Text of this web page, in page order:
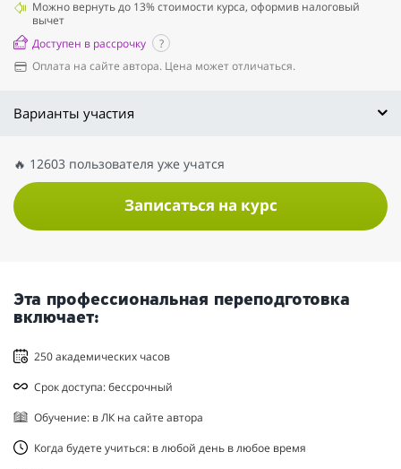
Можно вернуть до 13% стоимости курса, оформив налоговый
вычет
Доступен в рассрочку
?
Оплата на сайте автора. Цена может отличаться.
Варианты участия
🔥 12603 пользователя уже учатся
Записаться на курс
Эта профессиональная переподготовка
включает:
250 академических часов
Срок доступа: бессрочный
Обучение: в ЛК на сайте автора
Когда будете учиться: в любой день в любое время